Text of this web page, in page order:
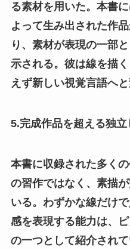
る素材を用いた。本書
よって生み出された作
り、素材が表現の一部
示される。彼は線を描
えず新しい視覚言語へと
5.完成作品を超える独立
本書に収録された多く
の習作ではなく、素描
いる。わずかな線だけ
感を表現する能力は、
の一つとして紹介されて